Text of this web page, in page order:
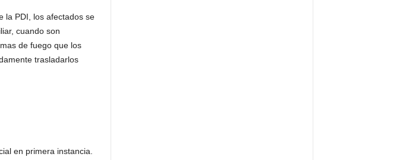
la PDI, los afectados se
cuando son
de fuego que los
trasladarlos
en primera instancia.